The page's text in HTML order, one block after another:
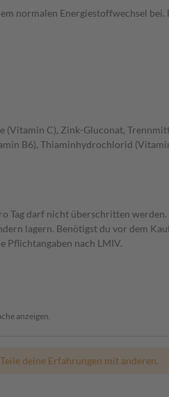
normalen Energiestoffwechsel
(Vitamin C), Zink-Gluconat,
B6), Thiaminhydrochlorid
darf nicht überschritten
lagern. Benötigst du vor dem
Pflichtangaben nach LMIV.
anzeigen.
deine Erfahrungen mit anderen.